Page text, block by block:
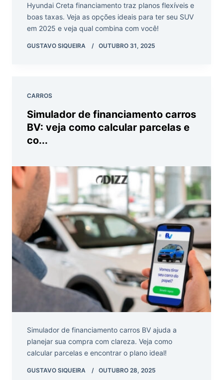
Hyundai Creta financiamento traz planos flexíveis e
boas taxas. Veja as opções ideais para ter seu SUV
em 2025 e veja qual combina com você!
GUSTAVO SIQUEIRA OUTUBRO 31, 2025
CARROS
Simulador de financiamento carros
BV: veja como calcular parcelas e
co...
Simulador de financiamento carros BV ajuda a
planejar sua compra com clareza. Veja como
calcular parcelas e encontrar o plano ideal!
GUSTAVO SIQUEIRA OUTUBRO 28, 2025